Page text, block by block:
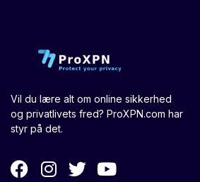
Vil du lære alt om online sikkerhed
og privatlivets fred? ProXPN.com har
styr på det.